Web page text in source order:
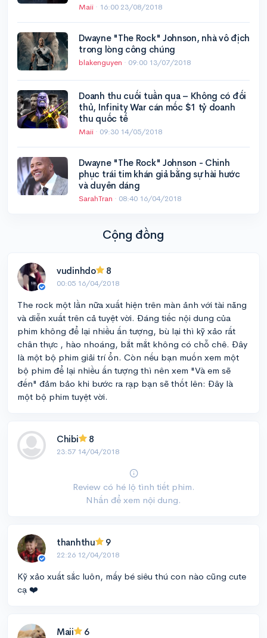
Maii · 16:00 23/08/2018
Dwayne "The Rock" Johnson, nhà vô địch
trong lòng công chúng
blakenguyen · 09:00 13/07/2018
Doanh thu cuối tuần qua – Không có đối
thủ, Infinity War cán mốc $1 tỷ doanh
thu quốc tế
Maii · 09:30 14/05/2018
Dwayne "The Rock" Johnson - Chinh
phục trái tim khán giả bằng sự hài hước
và duyên dáng
SarahTran · 08:40 16/04/2018
Cộng đồng
vudinhdo 8
00:05 16/04/2018
The rock một lần nữa xuất hiện trên màn ảnh với tài năng
và diễn xuất trên cả tuyệt vời. Đáng tiếc nội dung của
phim không để lại nhiều ấn tượng, bù lại thì kỹ xảo rất
chân thực , hào nhoáng, bắt mắt không có chỗ chê. Đây
là một bộ phim giải trí ổn. Còn nếu bạn muốn xem một
bộ phim để lại nhiều ấn tượng thì nên xem "Và em sẽ
đến" đảm bảo khi bước ra rạp bạn sẽ thốt lên: Đây là
một bộ phim tuyệt vời.
Chibi 8
23:57 14/04/2018
Review có hé lộ tình tiết phim.
Nhấn để xem nội dung.
thanhthu 9
22:26 12/04/2018
Kỹ xảo xuất sắc luôn, mấy bé siêu thú con nào cũng cute
cạ ❤️
Maii 6